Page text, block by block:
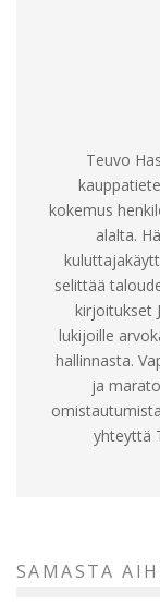
Teuvo
kokemus
alalta.
selittää
kirjoitukset
lukijoille
hallinnasta.
ja
yhteyttä
SAMASTA